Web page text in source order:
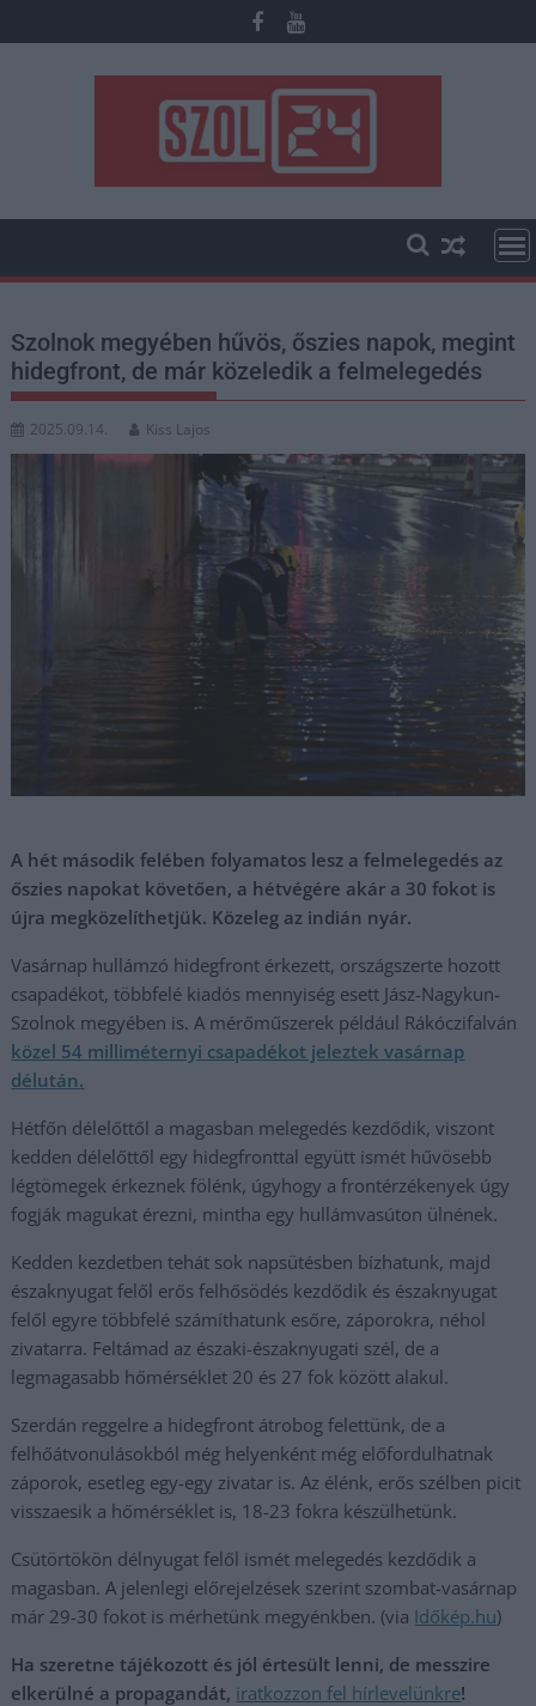
to
Szolnok megyében hűvös, őszies napok, megint
hidegfront, de már közeledik a felmelegedés
2025.09.14. Kiss Lajos
A hét második felében folyamatos lesz a felmelegedés az
őszies napokat követően, a hétvégére akár a 30 fokot is
újra megközelíthetjük. Közeleg az indián nyár.
Vasárnap hullámzó hidegfront érkezett, országszerte hozott
csapadékot, többfelé kiadós mennyiség esett Jász-Nagykun-
Szolnok megyében is. A mérőműszerek például Rákóczifalván
közel 54 milliméternyi csapadékot jeleztek vasárnap
délután.
Hétfőn délelőttől a magasban melegedés kezdődik, viszont
kedden délelőttől egy hidegfronttal együtt ismét hűvösebb
légtömegek érkeznek fölénk, úgyhogy a frontérzékenyek úgy
fogják magukat érezni, mintha egy hullámvasúton ülnének.
Kedden kezdetben tehát sok napsütésben bízhatunk, majd
északnyugat felől erős felhősödés kezdődik és északnyugat
felől egyre többfelé számíthatunk esőre, záporokra, néhol
zivatarra. Feltámad az északi-északnyugati szél, de a
legmagasabb hőmérséklet 20 és 27 fok között alakul.
Szerdán reggelre a hidegfront átrobog felettünk, de a
felhőátvonulásokból még helyenként még előfordulhatnak
záporok, esetleg egy-egy zivatar is. Az élénk, erős szélben picit
visszaesik a hőmérséklet is, 18-23 fokra készülhetünk.
Csütörtökön délnyugat felől ismét melegedés kezdődik a
magasban. A jelenlegi előrejelzések szerint szombat-vasárnap
már 29-30 fokot is mérhetünk megyénkben. (via Időkép.hu)
Ha szeretne tájékozott és jól értesült lenni, de messzire
elkerülné a propagandát, iratkozzon fel hírlevelünkre!